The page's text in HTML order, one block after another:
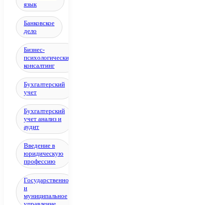
язык
Банковское
дело
Бизнес-
психологический
консалтинг
Бухгалтерский
учет
Бухгалтерский
учет анализ и
аудит
Введение в
юридическую
профессию
Государственное
и
муниципальное